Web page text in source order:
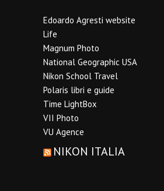
Edoardo Agresti website
Life
Magnum Photo
National Geographic USA
Nikon School Travel
Polaris libri e guide
Time LightBox
VII Photo
VU Agence
NIKON ITALIA